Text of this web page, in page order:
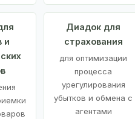
и
Диадок для
страхования
для оптимизации
процесса
урегулирования
убытков и обмена с
агентами